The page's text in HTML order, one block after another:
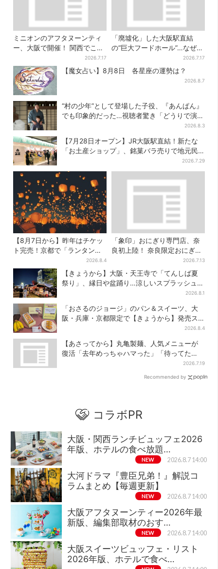
ミニオンのアフタヌーンティ
ー、大阪で開催！ 関西でここ
だけ…そっくりすぎるスイー
ツも
2026.7.17
「廃墟化」した大阪駅直結
の“巨大フードホール”…なぜ？
実は、梅田ランチ＆カフェの
穴場だった
2026.7.17
【魔女占い】8月8日 各星座の運勢は？
2026.8.7
“村の少年”として登場した子役、『あんぱん』
でも印象的だった…視聴者驚き「どうりで演技
2026.8.3
【7月28日オープン】JR大阪駅直結！新たな
「お土産ショップ」、銘菓バラ売りで地元民
2026.7.29
【8月7日から】昨年はチケッ
ト完売！京都で「ランタンフ
ェス」、最大3500の光が夜空
に…会場には縁日も
2026.8.4
「象印」おにぎり専門店、奈
良初上陸！ 奈良限定おにぎ
り、1000円前後のだし巻き弁
当も
2026.7.13
【きょうから】大阪・天王寺で「てんしば夏
祭り」、縁日や盆踊り…涼しいスプラッシュタ
2026.8.1
「おさるのジョージ」のパン＆スイーツ、大
阪・兵庫・京都限定で【きょうから】発売ス
2026.8.4
【あさってから】丸亀製麺、人気メニューが
復活「去年めっちゃハマった」「待ってた
2026.7.19
Recommended by
コラボPR
大阪・関西ランチビュッフェ2026
年版、ホテルの食べ放題…
NEW 2026.8.7 14:00
大河ドラマ『豊臣兄弟！』解説コ
ラムまとめ【毎週更新】
NEW 2026.8.7 14:00
大阪アフタヌーンティー2026年最
新版、編集部取材のおす…
NEW 2026.8.7 14:00
大阪スイーツビュッフェ・リスト
2026年版、ホテルで食べ…